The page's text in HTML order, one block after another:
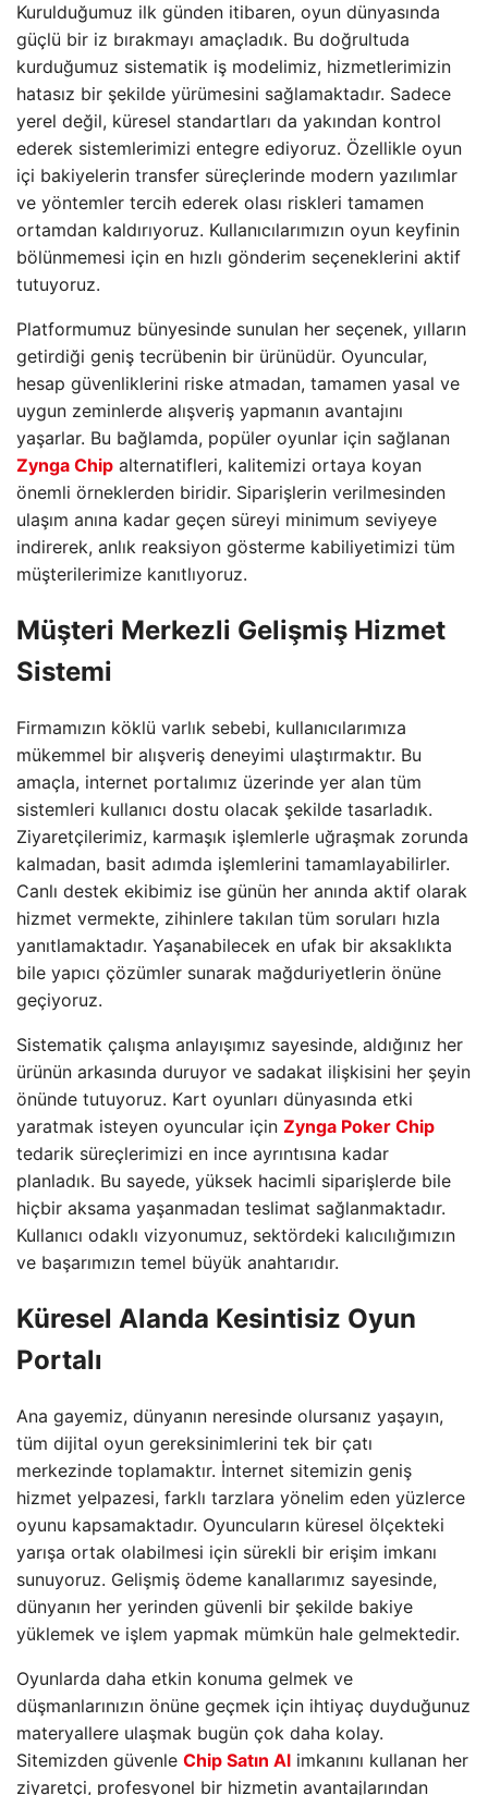
Kurulduğumuz ilk günden itibaren, oyun dünyasında
güçlü bir iz bırakmayı amaçladık. Bu doğrultuda
kurduğumuz sistematik iş modelimiz, hizmetlerimizin
hatasız bir şekilde yürümesini sağlamaktadır. Sadece
yerel değil, küresel standartları da yakından kontrol
ederek sistemlerimizi entegre ediyoruz. Özellikle oyun
içi bakiyelerin transfer süreçlerinde modern yazılımlar
ve yöntemler tercih ederek olası riskleri tamamen
ortamdan kaldırıyoruz. Kullanıcılarımızın oyun keyfinin
bölünmemesi için en hızlı gönderim seçeneklerini aktif
tutuyoruz.
Platformumuz bünyesinde sunulan her seçenek, yılların
getirdiği geniş tecrübenin bir ürünüdür. Oyuncular,
hesap güvenliklerini riske atmadan, tamamen yasal ve
uygun zeminlerde alışveriş yapmanın avantajını
yaşarlar. Bu bağlamda, popüler oyunlar için sağlanan
Zynga Chip alternatifleri, kalitemizi ortaya koyan
önemli örneklerden biridir. Siparişlerin verilmesinden
ulaşım anına kadar geçen süreyi minimum seviyeye
indirerek, anlık reaksiyon gösterme kabiliyetimizi tüm
müşterilerimize kanıtlıyoruz.
Müşteri Merkezli Gelişmiş Hizmet
Sistemi
Firmamızın köklü varlık sebebi, kullanıcılarımıza
mükemmel bir alışveriş deneyimi ulaştırmaktır. Bu
amaçla, internet portalımız üzerinde yer alan tüm
sistemleri kullanıcı dostu olacak şekilde tasarladık.
Ziyaretçilerimiz, karmaşık işlemlerle uğraşmak zorunda
kalmadan, basit adımda işlemlerini tamamlayabilirler.
Canlı destek ekibimiz ise günün her anında aktif olarak
hizmet vermekte, zihinlere takılan tüm soruları hızla
yanıtlamaktadır. Yaşanabilecek en ufak bir aksaklıkta
bile yapıcı çözümler sunarak mağduriyetlerin önüne
geçiyoruz.
Sistematik çalışma anlayışımız sayesinde, aldığınız her
ürünün arkasında duruyor ve sadakat ilişkisini her şeyin
önünde tutuyoruz. Kart oyunları dünyasında etki
yaratmak isteyen oyuncular için Zynga Poker Chip
tedarik süreçlerimizi en ince ayrıntısına kadar
planladık. Bu sayede, yüksek hacimli siparişlerde bile
hiçbir aksama yaşanmadan teslimat sağlanmaktadır.
Kullanıcı odaklı vizyonumuz, sektördeki kalıcılığımızın
ve başarımızın temel büyük anahtarıdır.
Küresel Alanda Kesintisiz Oyun
Portalı
Ana gayemiz, dünyanın neresinde olursanız yaşayın,
tüm dijital oyun gereksinimlerini tek bir çatı
merkezinde toplamaktır. İnternet sitemizin geniş
hizmet yelpazesi, farklı tarzlara yönelim eden yüzlerce
oyunu kapsamaktadır. Oyuncuların küresel ölçekteki
yarışa ortak olabilmesi için sürekli bir erişim imkanı
sunuyoruz. Gelişmiş ödeme kanallarımız sayesinde,
dünyanın her yerinden güvenli bir şekilde bakiye
yüklemek ve işlem yapmak mümkün hale gelmektedir.
Oyunlarda daha etkin konuma gelmek ve
düşmanlarınızın önüne geçmek için ihtiyaç duyduğunuz
materyallere ulaşmak bugün çok daha kolay.
Sitemizden güvenle Chip Satın Al imkanını kullanan her
ziyaretçi, profesyonel bir hizmetin avantajlarından